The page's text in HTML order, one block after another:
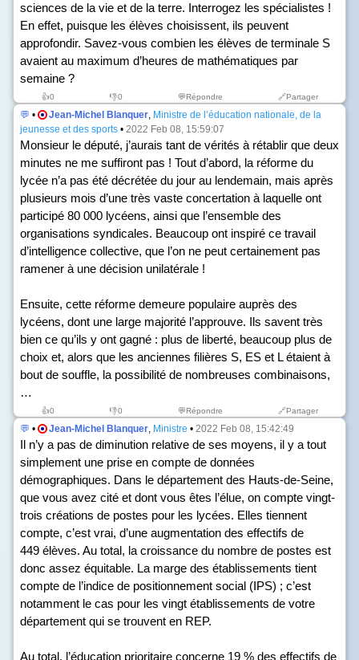
sciences de la vie et de la terre. Interrogez les spécialistes !
En effet, puisque les élèves choisissent, ils peuvent
approfondir. Savez-vous combien les élèves de terminale S
avaient au maximum d’heures de mathématiques par
semaine ?
👍0 👎0 💬Répondre 🔗Partager
💬 • Jean-Michel Blanquer, Ministre de l’éducation nationale, de la
jeunesse et des sports • 2022 Feb 08, 15:59:07
Monsieur le député, j’aurais tant de vérités à rétablir que deux
minutes ne me suffiront pas ! Tout d’abord, la réforme du
lycée n’a pas été décrétée du jour au lendemain, mais après
plusieurs mois d’une très vaste concertation à laquelle ont
participé 80 000 lycéens, ainsi que l’ensemble des
organisations syndicales. Beaucoup ont inspiré ce travail
d’intelligence collective, que l’on ne peut certainement pas
ramener à une décision unilatérale !
Ensuite, cette réforme demeure populaire auprès des
lycéens, dont une large majorité l’approuve. Ils savent très
bien ce qu’ils y ont gagné : plus de liberté, beaucoup plus de
choix et, alors que les anciennes filières S, ES et L étaient à
bout de souffle, la possibilité de nombreuses combinaisons,
…
👍0 👎0 💬Répondre 🔗Partager
💬 • Jean-Michel Blanquer, Ministre • 2022 Feb 08, 15:42:49
Il n’y a pas de diminution relative de ses moyens, il y a tout
simplement une prise en compte de données
démographiques. Dans le département des Hauts-de-Seine,
que vous avez cité et dont vous êtes l’élue, on compte vingt-
trois créations de postes pour les lycées. Elles tiennent
compte, c’est vrai, d’une augmentation des effectifs de
449 élèves. Au total, la croissance du nombre de postes est
donc assez équitable. La marge des établissements tient
compte de l’indice de positionnement social (IPS) ; c’est
notamment le cas pour les vingt établissements de votre
département qui se trouvent en REP.
Au total, l’éducation prioritaire concerne 19 % des effectifs de